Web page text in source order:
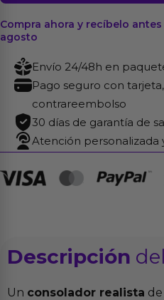
N8
Skin
4.7
Natural
cantidad
Compra ahora y recíbelo
agosto
Envío 24/48h en
Pago seguro con
contrareembolso
30 días de garantía de
Atención personalizada
Descripción
Un consolador realista